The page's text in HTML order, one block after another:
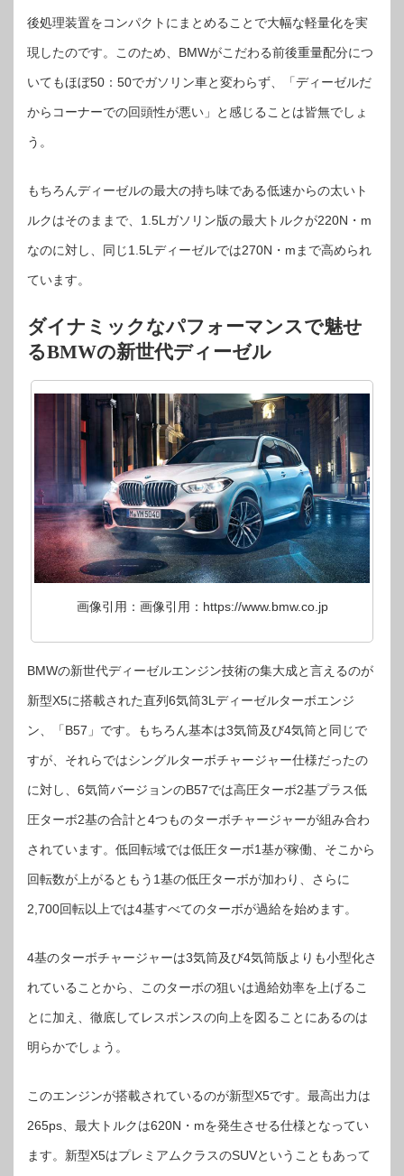
後処理装置をコンパクトにまとめることで大幅な軽量化を実
現したのです。このため、BMWがこだわる前後重量配分につ
いてもほぼ50：50でガソリン車と変わらず、「ディーゼルだ
からコーナーでの回頭性が悪い」と感じることは皆無でしょ
う。
もちろんディーゼルの最大の持ち味である低速からの太いト
ルクはそのままで、1.5Lガソリン版の最大トルクが220N・m
なのに対し、同じ1.5Lディーゼルでは270N・mまで高められ
ています。
ダイナミックなパフォーマンスで魅せ
るBMWの新世代ディーゼル
画像引用：画像引用：https://www.bmw.co.jp
BMWの新世代ディーゼルエンジン技術の集大成と言えるのが
新型X5に搭載された直列6気筒3Lディーゼルターボエンジ
ン、「B57」です。もちろん基本は3気筒及び4気筒と同じで
すが、それらではシングルターボチャージャー仕様だったの
に対し、6気筒バージョンのB57では高圧ターボ2基プラス低
圧ターボ2基の合計と4つものターボチャージャーが組み合わ
されています。低回転域では低圧ターボ1基が稼働、そこから
回転数が上がるともう1基の低圧ターボが加わり、さらに
2,700回転以上では4基すべてのターボが過給を始めます。
4基のターボチャージャーは3気筒及び4気筒版よりも小型化さ
れていることから、このターボの狙いは過給効率を上げるこ
とに加え、徹底してレスポンスの向上を図ることにあるのは
明らかでしょう。
このエンジンが搭載されているのが新型X5です。最高出力は
265ps、最大トルクは620N・mを発生させる仕様となってい
ます。新型X5はプレミアムクラスのSUVということもあって